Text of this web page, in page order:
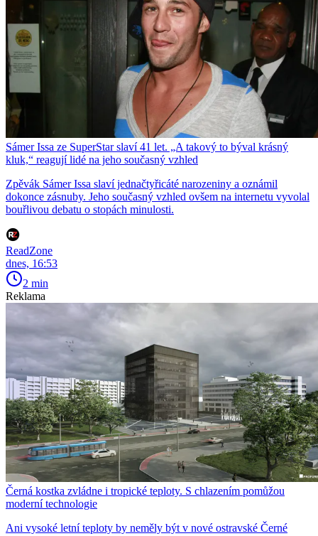
Sámer Issa ze SuperStar slaví 41 let. „A takový to býval krásný
kluk,“ reagují lidé na jeho současný vzhled
Zpěvák Sámer Issa slaví jednačtyřicáté narozeniny a oznámil
dokonce zásnuby. Jeho současný vzhled ovšem na internetu vyvolal
bouřlivou debatu o stopách minulosti.
ReadZone
dnes, 16:53
2 min
Reklama
Černá kostka zvládne i tropické teploty. S chlazením pomůžou
moderní technologie
Ani vysoké letní teploty by neměly být v nové ostravské Černé